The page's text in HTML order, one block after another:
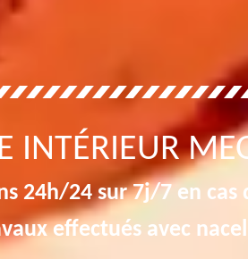
INTÉRIEUR
24h/24 sur 7j/7 en cas
effectués avec